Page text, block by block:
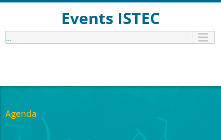
Events ISTEC
...
Agenda
1:00 am